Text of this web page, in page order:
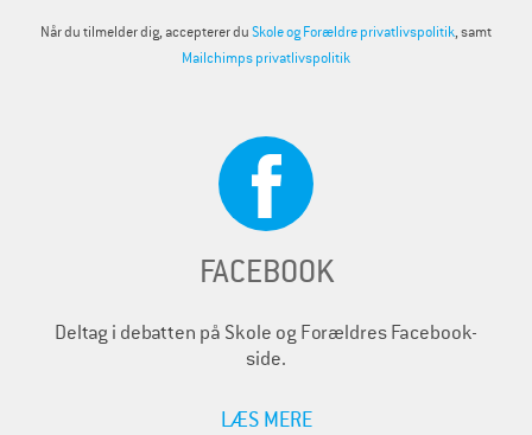
Når du tilmelder dig, accepterer duSkole og Forældre privatlivspolitik, samt
Mailchimps privatlivspolitik
FACEBOOK
Deltag i debatten på Skole og Forældres Facebook-
side.
LÆS MERE